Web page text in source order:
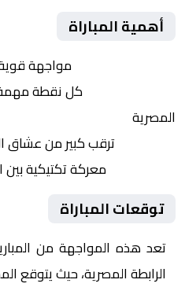
أهمية المباراة
مواجهة
كل نقطة
المصرية
ترقب كبير من عشاق
معركة تكتيكية بين
توقعات المباراة
تعد هذه المواجهة من
الرابطة المصرية، حيث يتوقع